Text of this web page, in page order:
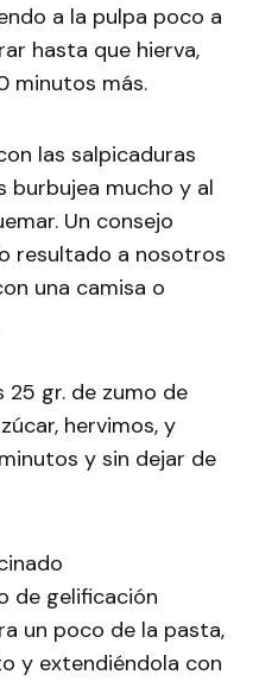
a la pulpa poco a
hasta que hierva,
minutos más.
las salpicaduras
burbujea mucho y al
Un consejo
resultado a nosotros
una camisa o
gr. de zumo de
hervimos, y
y sin dejar de
de gelificación
un poco de la pasta,
y extendiéndola con